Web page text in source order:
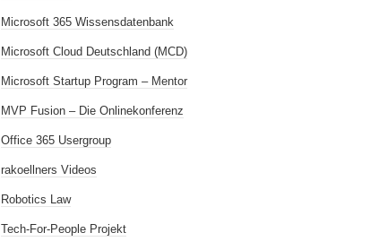
Microsoft 365 Wissensdatenbank
Microsoft Cloud Deutschland (MCD)
Microsoft Startup Program – Mentor
MVP Fusion – Die Onlinekonferenz
Office 365 Usergroup
rakoellners Videos
Robotics Law
Tech-For-People Projekt